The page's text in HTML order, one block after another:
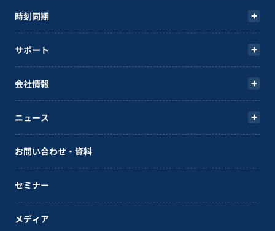
時刻同期
サポート
会社情報
ニュース
お問い合わせ・資料
セミナー
メディア